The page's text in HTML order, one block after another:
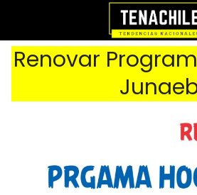
Renovar